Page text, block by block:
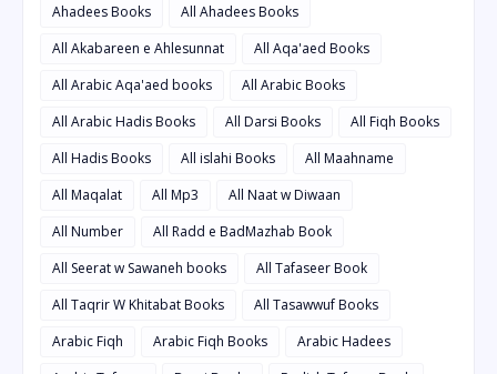
Ahadees Books
All Ahadees Books
All Akabareen e Ahlesunnat
All Aqa'aed Books
All Arabic Aqa'aed books
All Arabic Books
All Arabic Hadis Books
All Darsi Books
All Fiqh Books
All Hadis Books
All islahi Books
All Maahname
All Maqalat
All Mp3
All Naat w Diwaan
All Number
All Radd e BadMazhab Book
All Seerat w Sawaneh books
All Tafaseer Book
All Taqrir W Khitabat Books
All Tasawwuf Books
Arabic Fiqh
Arabic Fiqh Books
Arabic Hadees